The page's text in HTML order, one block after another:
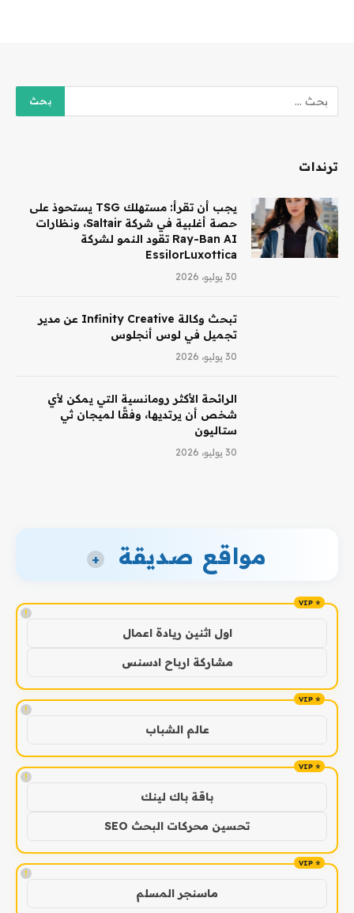
ترندات
يجب أن تقرأ: مستهلك TSG يستحوذ على
حصة أغلبية في شركة Saltair، ونظارات
Ray-Ban AI تقود النمو لشركة
EssilorLuxottica
30 يوليو، 2026
تبحث وكالة Infinity Creative عن مدير
تجميل في لوس أنجلوس
30 يوليو، 2026
الرائحة الأكثر رومانسية التي يمكن لأي
شخص أن يرتديها، وفقًا لميجان ثي
ستاليون
30 يوليو، 2026
مواقع صديقة +
!
اول اثنين ريادة اعمال
مشاركة ارباح ادسنس
!
عالم الشباب
!
باقة باك لينك
تحسين محركات البحث SEO
!
ماسنجر المسلم